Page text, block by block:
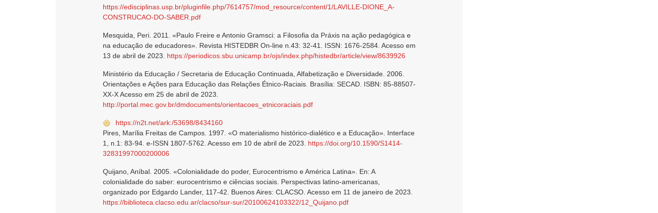
https://edisciplinas.usp.br/pluginfile.php/7614757/mod_resource/content/1/LAVILLE-DIONE_A-
CONSTRUCAO-DO-SABER.pdf
Mesquida, Peri. 2011. «Paulo Freire e Antonio Gramsci: a Filosofia da Práxis na ação pedagógica e
na educação de educadores». Revista HISTEDBR On-line n.43: 32-41. ISSN: 1676-2584. Acesso em
13 de abril de 2023. https://periodicos.sbu.unicamp.br/ojs/index.php/histedbr/article/view/8639926
Ministério da Educação / Secretaria de Educação Continuada, Alfabetização e Diversidade. 2006.
Orientações e Ações para Educação das Relações Étnico-Raciais. Brasília: SECAD. ISBN: 85-88507-
XX-X Acesso em 25 de abril de 2023.
http://portal.mec.gov.br/dmdocuments/orientacoes_etnicoraciais.pdf
https://n2t.net/ark:/53698/8434160
Pires, Marília Freitas de Campos. 1997. «O materialismo histórico-dialético e a Educação». Interface
1, n.1: 83-94. e-ISSN 1807-5762. Acesso em 10 de abril de 2023. https://doi.org/10.1590/S1414-
32831997000200006
Quijano, Aníbal. 2005. «Colonialidade do poder, Eurocentrismo e América Latina». En: A
colonialidade do saber: eurocentrismo e ciências sociais. Perspectivas latino-americanas,
organizado por Edgardo Lander, 117-42. Buenos Aires: CLACSO. Acesso em 11 de janeiro de 2023.
https://biblioteca.clacso.edu.ar/clacso/sur-sur/20100624103322/12_Quijano.pdf